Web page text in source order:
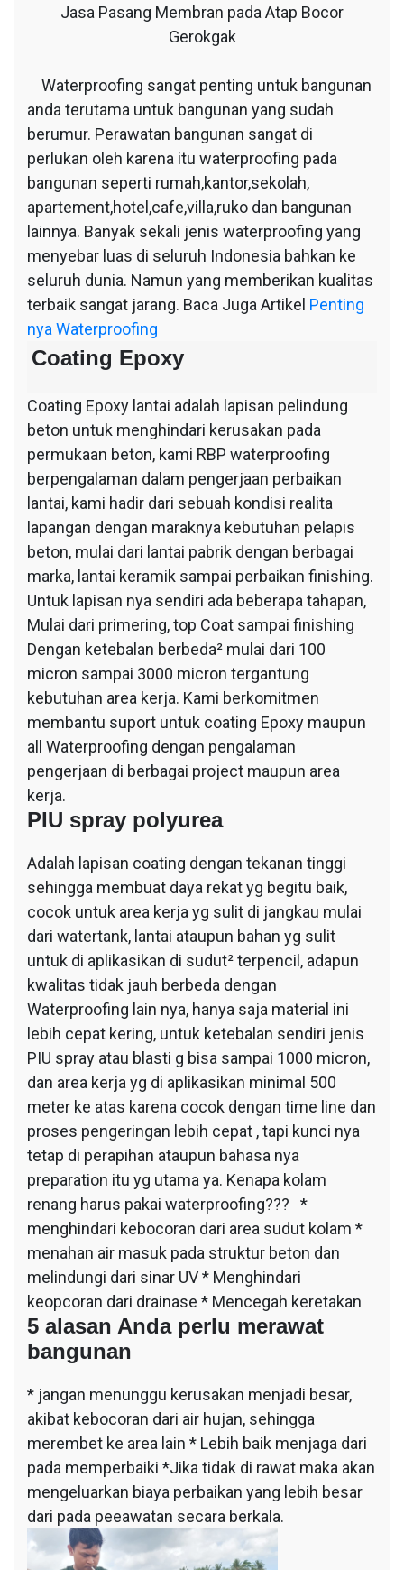
Jasa Pasang Membran pada Atap Bocor
Gerokgak
Waterproofing sangat penting untuk bangunan
anda terutama untuk bangunan yang sudah
berumur. Perawatan bangunan sangat di
perlukan oleh karena itu waterproofing pada
bangunan seperti rumah,kantor,sekolah,
apartement,hotel,cafe,villa,ruko dan bangunan
lainnya. Banyak sekali jenis waterproofing yang
menyebar luas di seluruh Indonesia bahkan ke
seluruh dunia. Namun yang memberikan kualitas
terbaik sangat jarang. Baca Juga Artikel Penting
nya Waterproofing
Coating Epoxy
Coating Epoxy lantai adalah lapisan pelindung
beton untuk menghindari kerusakan pada
permukaan beton, kami RBP waterproofing
berpengalaman dalam pengerjaan perbaikan
lantai, kami hadir dari sebuah kondisi realita
lapangan dengan maraknya kebutuhan pelapis
beton, mulai dari lantai pabrik dengan berbagai
marka, lantai keramik sampai perbaikan finishing.
Untuk lapisan nya sendiri ada beberapa tahapan,
Mulai dari primering, top Coat sampai finishing
Dengan ketebalan berbeda² mulai dari 100
micron sampai 3000 micron tergantung
kebutuhan area kerja. Kami berkomitmen
membantu suport untuk coating Epoxy maupun
all Waterproofing dengan pengalaman
pengerjaan di berbagai project maupun area
kerja.
PIU spray polyurea
Adalah lapisan coating dengan tekanan tinggi
sehingga membuat daya rekat yg begitu baik,
cocok untuk area kerja yg sulit di jangkau mulai
dari watertank, lantai ataupun bahan yg sulit
untuk di aplikasikan di sudut² terpencil, adapun
kwalitas tidak jauh berbeda dengan
Waterproofing lain nya, hanya saja material ini
lebih cepat kering, untuk ketebalan sendiri jenis
PIU spray atau blasti g bisa sampai 1000 micron,
dan area kerja yg di aplikasikan minimal 500
meter ke atas karena cocok dengan time line dan
proses pengeringan lebih cepat , tapi kunci nya
tetap di perapihan ataupun bahasa nya
preparation itu yg utama ya. Kenapa kolam
renang harus pakai waterproofing??? *
menghindari kebocoran dari area sudut kolam *
menahan air masuk pada struktur beton dan
melindungi dari sinar UV * Menghindari
keopcoran dari drainase * Mencegah keretakan
5 alasan Anda perlu merawat
bangunan
* jangan menunggu kerusakan menjadi besar,
akibat kebocoran dari air hujan, sehingga
merembet ke area lain * Lebih baik menjaga dari
pada memperbaiki *Jika tidak di rawat maka akan
mengeluarkan biaya perbaikan yang lebih besar
dari pada peeawatan secara berkala.